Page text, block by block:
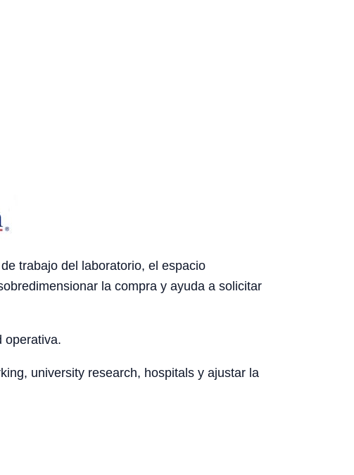
trabajo del laboratorio, el espacio
la compra y ayuda a solicitar
operativa.
university research, hospitals y ajustar la